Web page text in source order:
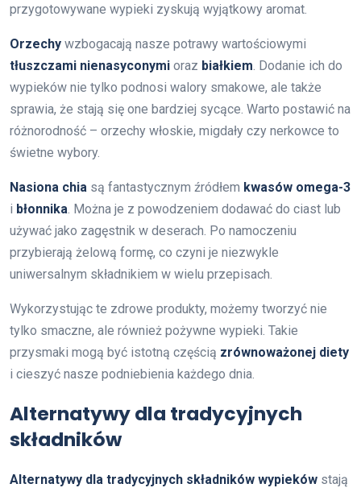
przygotowywane wypieki zyskują wyjątkowy aromat.
Orzechy wzbogacają nasze potrawy wartościowymi
tłuszczami nienasyconymi oraz białkiem . Dodanie ich do
wypieków nie tylko podnosi walory smakowe, ale także
sprawia, że stają się one bardziej sycące. Warto postawić na
różnorodność – orzechy włoskie, migdały czy nerkowce to
świetne wybory.
Nasiona chia są fantastycznym źródłem kwasów omega-3
i błonnika . Można je z powodzeniem dodawać do ciast lub
używać jako zagęstnik w deserach. Po namoczeniu
przybierają żelową formę, co czyni je niezwykle
uniwersalnym składnikiem w wielu przepisach.
Wykorzystując te zdrowe produkty, możemy tworzyć nie
tylko smaczne, ale również pożywne wypieki. Takie
przysmaki mogą być istotną częścią zrównoważonej diety
i cieszyć nasze podniebienia każdego dnia.
Alternatywy dla tradycyjnych
składników
Alternatywy dla tradycyjnych składników wypieków stają